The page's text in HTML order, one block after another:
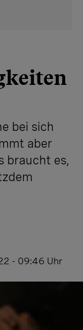
bei sich
aber
braucht es,
- 09:46 Uhr